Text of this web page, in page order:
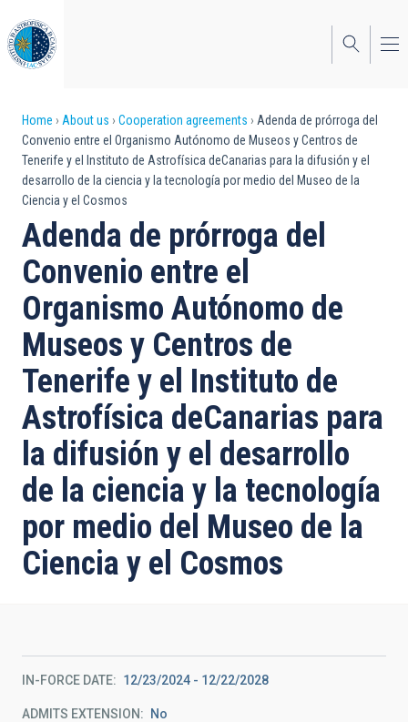
to
main
content
Breadcrumb
Home About us Cooperation agreements
Adenda de prórroga del
Convenio entre el Organismo Autónomo de Museos y Centros de
Tenerife y el Instituto de Astrofísica deCanarias para la difusión y el
desarrollo de la ciencia y la tecnología por medio del Museo de la
Ciencia y el Cosmos
Adenda de prórroga del
Convenio entre el
Organismo Autónomo de
Museos y Centros de
Tenerife y el Instituto de
Astrofísica deCanarias para
la difusión y el desarrollo
de la ciencia y la tecnología
por medio del Museo de la
Ciencia y el Cosmos
IN-FORCE DATE 12/23/2024 - 12/22/2028
ADMITS EXTENSION No